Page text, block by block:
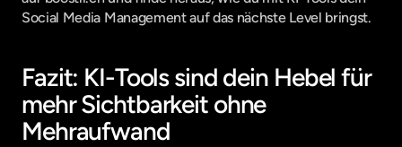
Social Media Management auf das nächste Level bringst.
Fazit: KI-Tools sind dein Hebel für
mehr Sichtbarkeit ohne
Mehraufwand